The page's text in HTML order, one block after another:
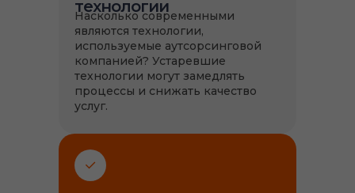
технологии
Насколько современными
являются технологии,
используемые аутсорсинговой
компанией? Устаревшие
технологии могут замедлять
процессы и снижать качество
услуг.